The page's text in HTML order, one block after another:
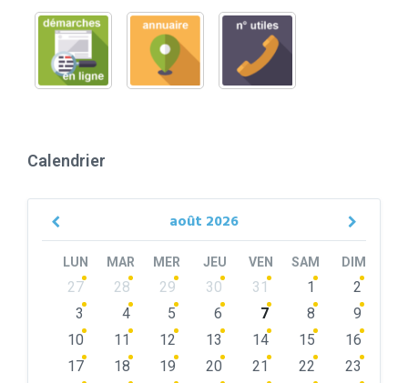
Calendrier
août 2026
Previous
LUN MAR MER JEU VEN SAM DIM
Skip
calendar
27 28 29 30 31 1
2
3
4 5 6 7 8
9
10
11 12 13 14 15
16
17
18 19 20 21 22
23